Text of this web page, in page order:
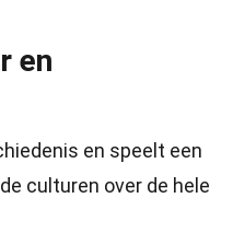
en
en speelt een
culturen over de hele